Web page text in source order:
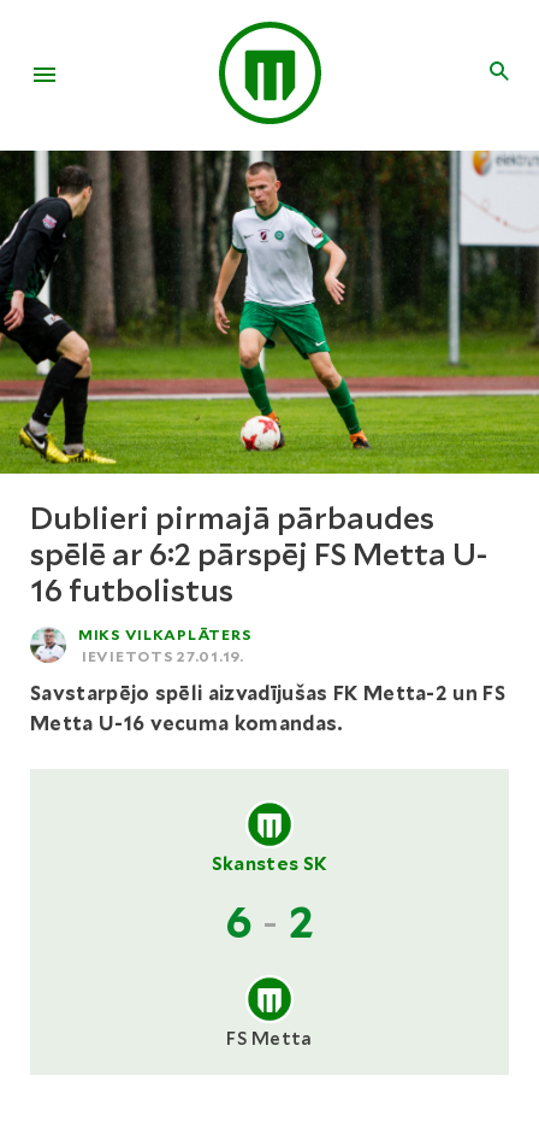
Dublieri pirmajā pārbaudes
spēlē ar 6:2 pārspēj FS Metta U-
16 futbolistus
MIKS VILKAPLĀTERS
IEVIETOTS 27.01.19.
Savstarpējo spēli aizvadījušas FK Metta-2 un FS
Metta U-16 vecuma komandas.
Skanstes SK
6 - 2
FS Metta